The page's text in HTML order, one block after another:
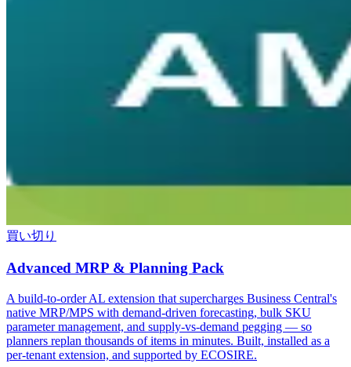
買い切り
Advanced MRP & Planning Pack
A build-to-order AL extension that supercharges Business Central's
native MRP/MPS with demand-driven forecasting, bulk SKU
parameter management, and supply-vs-demand pegging — so
planners replan thousands of items in minutes. Built, installed as a
per-tenant extension, and supported by ECOSIRE.